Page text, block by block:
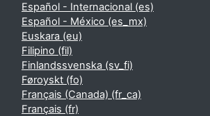
Español - Internacional ‎(es)‎
Español - México ‎(es_mx)‎
Euskara ‎(eu)‎
Filipino ‎(fil)‎
Finlandssvenska ‎(sv_fi)‎
Føroyskt ‎(fo)‎
Français (Canada) ‎(fr_ca)‎
Français ‎(fr)‎